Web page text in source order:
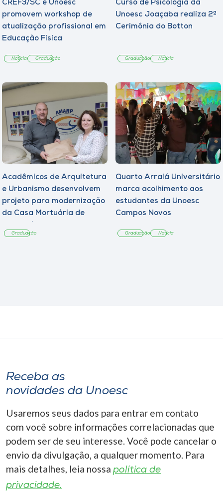
CREF3/SC e Unoesc
promovem workshop de
atualização profissional em
Educação Física
Notícia Graduação
Curso de Psicologia da
Unoesc Joaçaba realiza 2ª
Cerimônia do Botton
Graduação Notícia
Acadêmicos de Arquitetura
e Urbanismo desenvolvem
projeto para modernização
da Casa Mortuária de
Graduação
Quarto Arraiá Universitário
marca acolhimento aos
estudantes da Unoesc
Campos Novos
Graduação Notícia
Receba as
novidades da Unoesc
Usaremos seus dados para entrar em contato
com você sobre informações correlacionadas que
podem ser de seu interesse. Você pode cancelar o
envio da divulgação, a qualquer momento. Para
mais detalhes, leia nossa política de
privacidade.